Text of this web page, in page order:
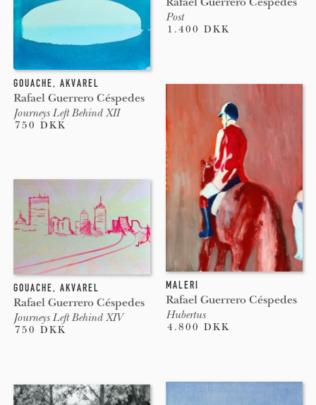
Post
1.400 DKK
GOUACHE, AKVAREL
Rafael Guerrero Céspedes
Journeys Left Behind XII
750 DKK
MALERI
Rafael Guerrero Céspedes
Hubertus
4.800 DKK
GOUACHE, AKVAREL
Rafael Guerrero Céspedes
Journeys Left Behind XIV
750 DKK